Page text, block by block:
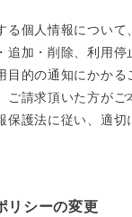
る個人情報について
追加・削除、利用停
目的の通知にかかる
ご請求頂いた方がご
保護法に従い、適切
リシーの変更